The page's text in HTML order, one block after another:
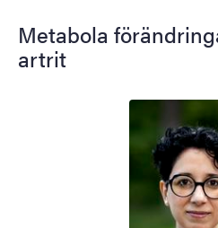
Metabola
artrit
Bild